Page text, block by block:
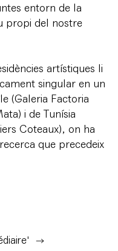
entorn de la
propi del nostre
artístiques li
singular en un
(Galeria Factoria
i de Tunísia
Coteaux), on ha
que precedeix